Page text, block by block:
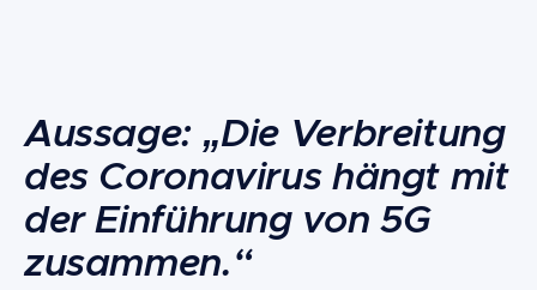
Aussage: „Die Verbreitung
des Coronavirus hängt mit
der Einführung von 5G
zusammen.“